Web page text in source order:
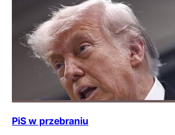
PiS w przebraniu